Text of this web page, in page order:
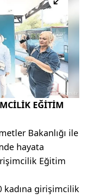
EĞİTİM
Bakanlığı ile
hayata
Eğitim
kadına girişimcilik